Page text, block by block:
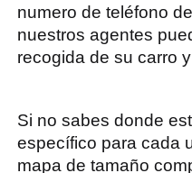
numero de teléfono
nuestros agentes
recogida de su carro
Si no sabes donde
específico para cada
mapa de tamaño